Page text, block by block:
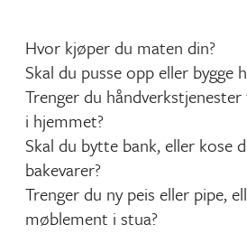
Hvor kjøper du maten din?
Skal du pusse opp eller bygge
Trenger du
i hjemmet?
Skal du bytte bank, eller kose
bakevarer?
Trenger du ny peis eller pipe,
møblement i stua?